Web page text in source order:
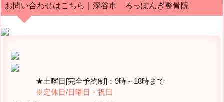
お問い合わせはこちら｜深谷市 ろっぽんぎ整骨院
★土曜日[完全予約制]：9時～18時まで
※定休日/日曜日・祝日